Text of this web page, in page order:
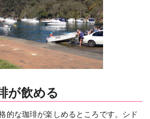
が飲める
的な珈琲が楽しめるところです。シド